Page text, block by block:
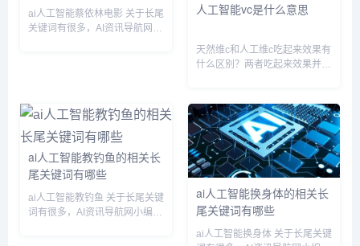
ai人工智能蔡依林电影 关于长尾
关键词有很多，AI资讯导航网小
人工智能vc是什么意思
天然维c和人工维c吃起来效果有
什么区别？两者吃起来效果并没
论是从植物中提取的维生素C还
是人工合成的维生素C，都是一
样的物质，吃起来效果完全一
样…...
ai人工智能教钓鱼的相关长
尾关键词有哪些
ai人工智能教钓鱼 关于长尾关键
词有很多，AI资讯导航网小编为
ai人工智能换身体的相关长
尾关键词有哪些
ai人工智能换身体 关于长尾关键